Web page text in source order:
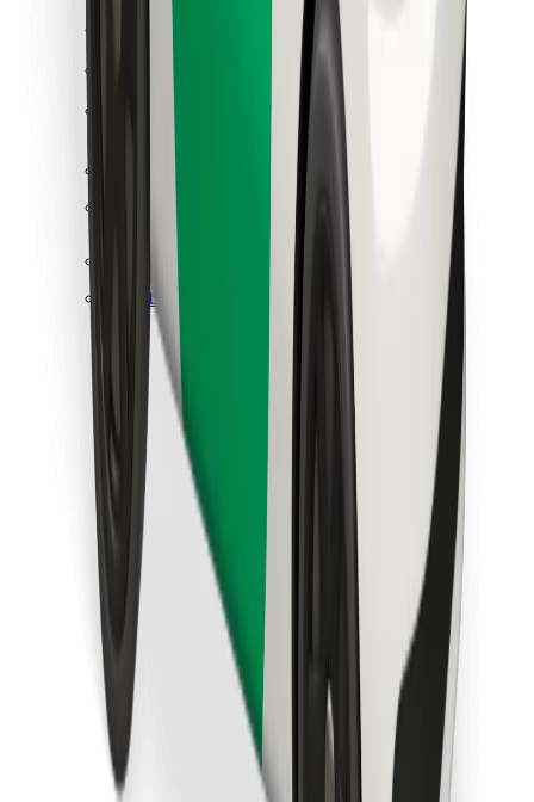
Saugumas
Automobilis atvyks per kelias minutes!
Atsisiųsti programėlę „Bolt“
Raskite savo mėgstamą maistą!
Atsisiųsti programėlę „Bolt Food“